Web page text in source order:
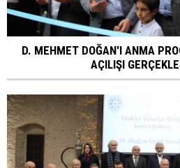
D. MEHMET DOĞAN'I ANMA
AÇILIŞI